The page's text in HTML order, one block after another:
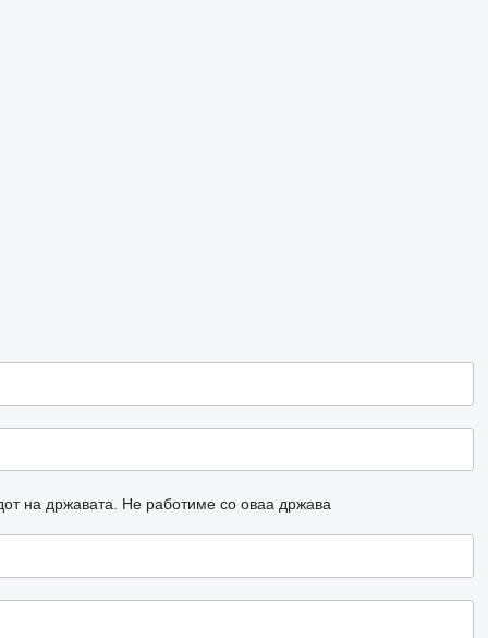
на државата. Не работиме со оваа држава